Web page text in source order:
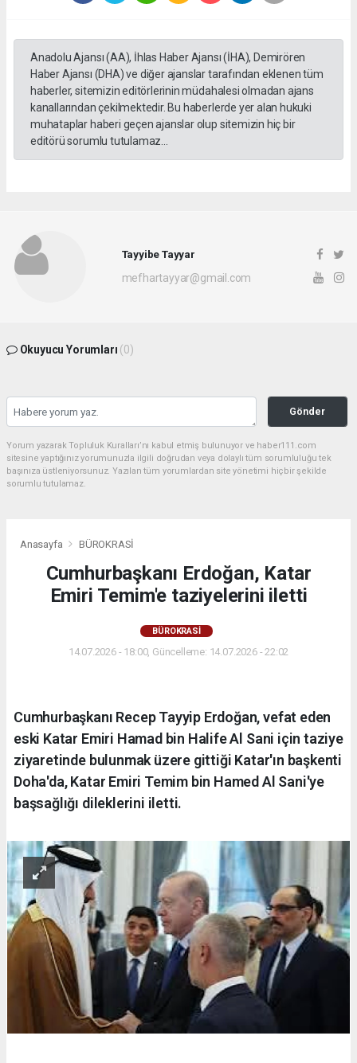
Anadolu Ajansı (AA), İhlas Haber Ajansı (İHA), Demirören
Haber Ajansı (DHA) ve diğer ajanslar tarafından eklenen tüm
haberler, sitemizin editörlerinin müdahalesi olmadan ajans
kanallarından çekilmektedir. Bu haberlerde yer alan hukuki
muhataplar haberi geçen ajanslar olup sitemizin hiç bir
editörü sorumlu tutulamaz...
Tayyibe Tayyar
mefhartayyar@gmail.com
Okuyucu Yorumları (0)
Gönder
Yorum yazarak Topluluk Kuralları’nı kabul etmiş bulunuyor ve haber111.com
sitesine yaptığınız yorumunuzla ilgili doğrudan veya dolaylı tüm sorumluluğu tek
başınıza üstleniyorsunuz. Yazılan tüm yorumlardan site yönetimi hiçbir şekilde
sorumlu tutulamaz.
Anasayfa BÜROKRASİ
Cumhurbaşkanı Erdoğan, Katar
Emiri Temim'e taziyelerini iletti
BÜROKRASİ
14.07.2026 - 18:00, Güncelleme: 14.07.2026 - 22:02
Cumhurbaşkanı Recep Tayyip Erdoğan, vefat eden
eski Katar Emiri Hamad bin Halife Al Sani için taziye
ziyaretinde bulunmak üzere gittiği Katar'ın başkenti
Doha'da, Katar Emiri Temim bin Hamed Al Sani'ye
başsağlığı dileklerini iletti.